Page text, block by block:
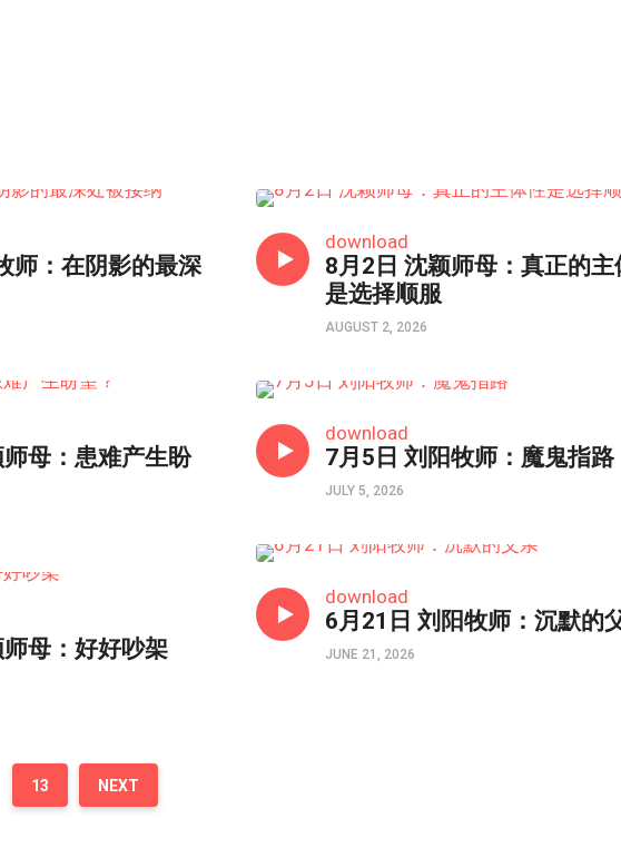
师：在阴影的最深
download
8月2日 沈颖师母：真正的主
是选择顺服
AUGUST 2, 2026
母：患难产生盼
download
7月5日 刘阳牧师：魔鬼指路
JULY 5, 2026
download
6月21日 刘阳牧师：沉默的
JUNE 21, 2026
母：好好吵架
13 NEXT